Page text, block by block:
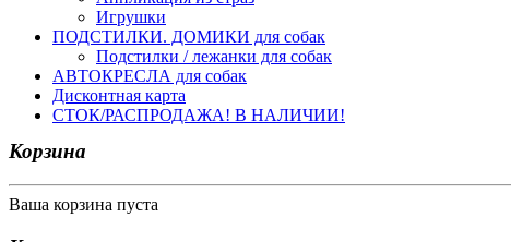
Игрушки
ПОДСТИЛКИ. ДОМИКИ для собак
Подстилки / лежанки для собак
АВТОКРЕСЛА для собак
Дисконтная карта
СТОК/РАСПРОДАЖА! В НАЛИЧИИ!
Корзина
Ваша корзина пуста